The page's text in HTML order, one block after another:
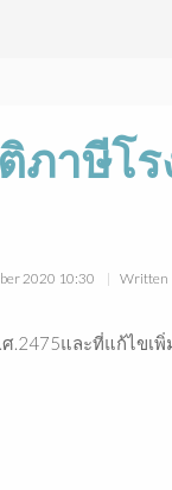
าษีโร
2020 10:30 Written
.2475และที่แก้ไขเพิ่